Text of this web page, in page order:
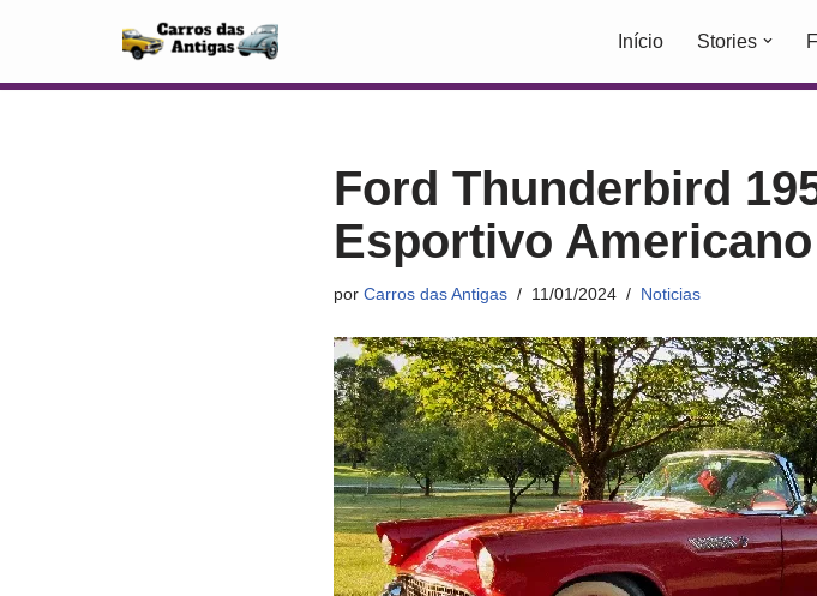
Início Stories
Ford Thunderbird
Esportivo Americano
por Carros das Antigas 11/01/2024 Noticias